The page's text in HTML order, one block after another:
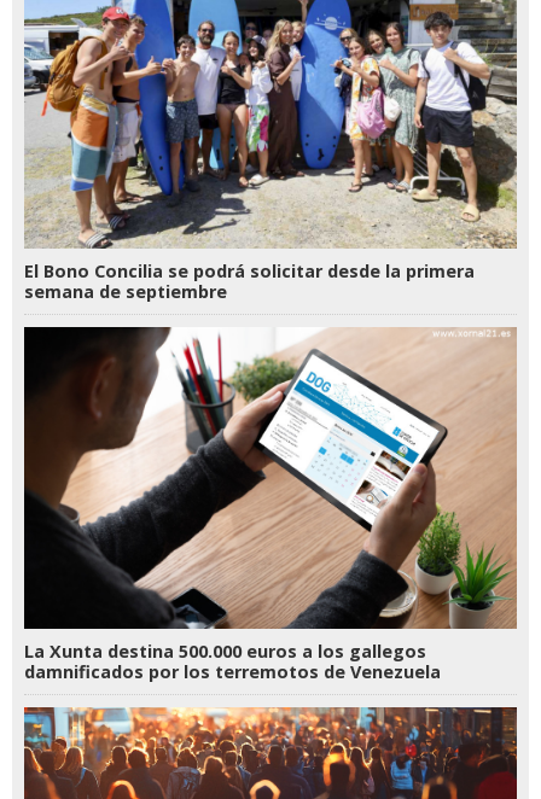
El Bono Concilia se podrá solicitar desde la primera
semana de septiembre
La Xunta destina 500.000 euros a los gallegos
damnificados por los terremotos de Venezuela